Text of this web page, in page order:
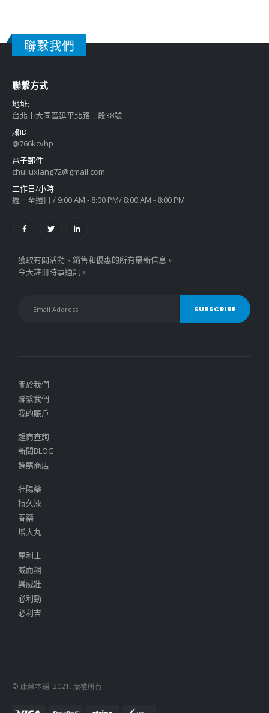
聯繫我們
聯繫方式
地址:
台北市大同區延平北路二段38號
賴ID:
@766kcvhp
電子郵件:
chuliuxiang72@gmail.com
工作日/小時:
週一至週日 / 9:00 AM - 8:00 PM/ 8:00 AM - 8:00 PM
獲取有關活動、銷售和優惠的所有最新信息。
今天註冊時事通訊。
關於我們
聯繫我們
我的賬戶
超商查詢
新聞BLOG
選購商店
壯陽藥
持久液
春藥
增大丸
犀利士
威而鋼
樂威壯
必利勁
必利吉
© 康藥本鋪. 2021. 版權所有